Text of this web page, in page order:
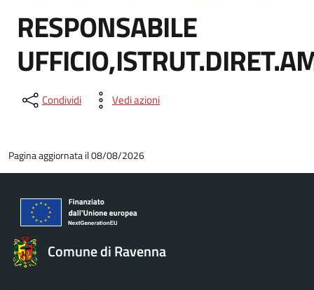
RESPONSABILE
Condividi Vedi azioni
Pagina aggiornata il 08/08/2026
Comune di Ravenna